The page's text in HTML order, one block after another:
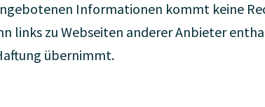
Informationen kommt keine
links zu Webseiten anderer Anbieter
übernimmt.